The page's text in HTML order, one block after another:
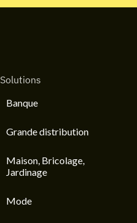
Solutions
Banque
Grande distribution
Maison, Bricolage,
Jardinage
Mode